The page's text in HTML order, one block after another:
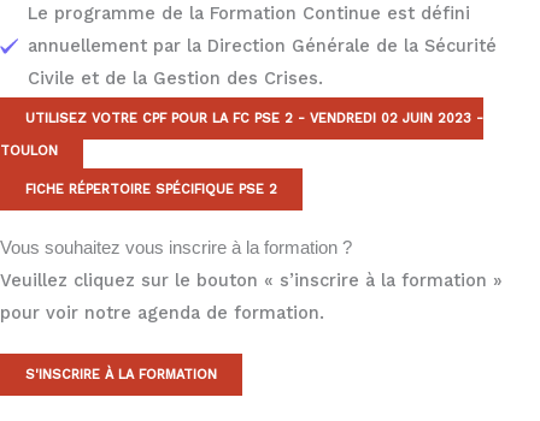
Le programme de la Formation Continue est défini
annuellement par la Direction Générale de la Sécurité
Civile et de la Gestion des Crises.
UTILISEZ VOTRE CPF POUR LA FC PSE 2 - VENDREDI 02 JUIN 2023 -
TOULON
FICHE RÉPERTOIRE SPÉCIFIQUE PSE 2
Vous souhaitez vous inscrire à la formation ?
Veuillez cliquez sur le bouton « s’inscrire à la formation »
pour voir notre agenda de formation.
S'INSCRIRE À LA FORMATION